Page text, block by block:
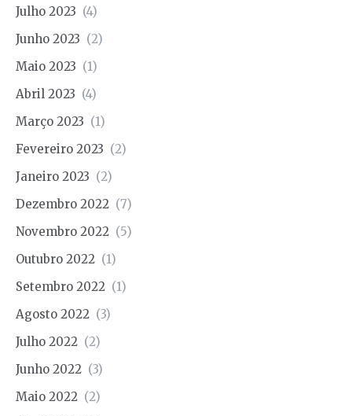
Julho 2023 (4)
Junho 2023 (2)
Maio 2023 (1)
Abril 2023 (4)
Março 2023 (1)
Fevereiro 2023 (2)
Janeiro 2023 (2)
Dezembro 2022 (7)
Novembro 2022 (5)
Outubro 2022 (1)
Setembro 2022 (1)
Agosto 2022 (3)
Julho 2022 (2)
Junho 2022 (3)
Maio 2022 (2)